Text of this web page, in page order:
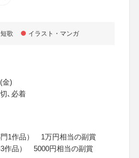
歌 イラスト・マンガ
金)
､必着
1作品） 1万円相当の副賞
作品） 5000円相当の副賞